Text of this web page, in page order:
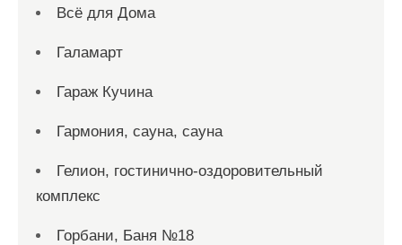
Всё для Дома
Галамарт
Гараж Кучина
Гармония, сауна, сауна
Гелион, гостинично-оздоровительный
комплекс
Горбани, Баня №18